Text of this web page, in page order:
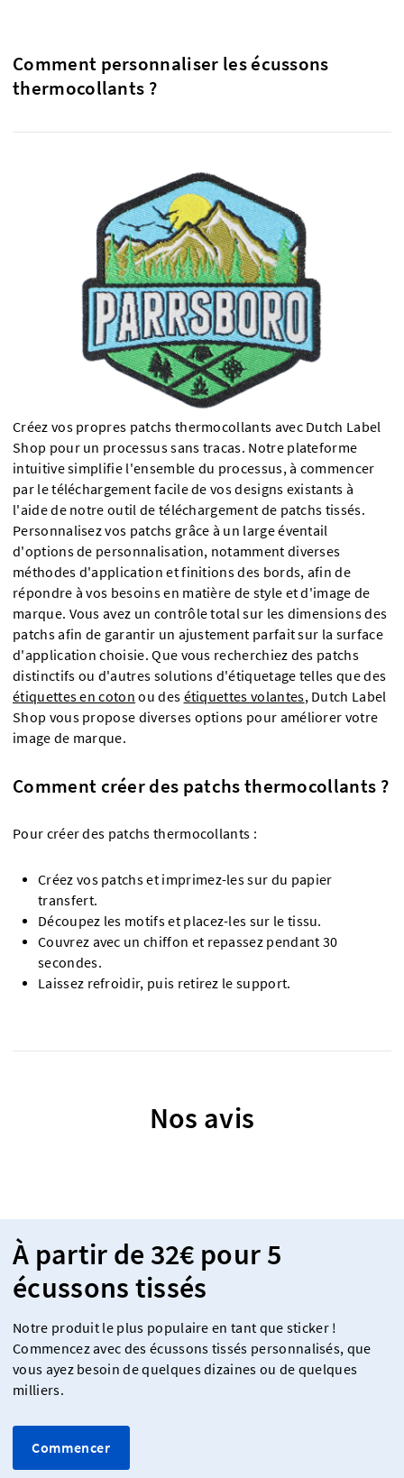
Comment personnaliser les écussons
thermocollants ?
Créez vos propres patchs thermocollants avec Dutch Label
Shop pour un processus sans tracas. Notre plateforme
intuitive simplifie l'ensemble du processus, à commencer
par le téléchargement facile de vos designs existants à
l'aide de notre outil de téléchargement de patchs tissés.
Personnalisez vos patchs grâce à un large éventail
d'options de personnalisation, notamment diverses
méthodes d'application et finitions des bords, afin de
répondre à vos besoins en matière de style et d'image de
marque. Vous avez un contrôle total sur les dimensions des
patchs afin de garantir un ajustement parfait sur la surface
d'application choisie. Que vous recherchiez des patchs
distinctifs ou d'autres solutions d'étiquetage telles que des
étiquettes en coton ou des étiquettes volantes, Dutch Label
Shop vous propose diverses options pour améliorer votre
image de marque.
Comment créer des patchs thermocollants ?
Pour créer des patchs thermocollants :
Créez vos patchs et imprimez-les sur du papier
transfert.
Découpez les motifs et placez-les sur le tissu.
Couvrez avec un chiffon et repassez pendant 30
secondes.
Laissez refroidir, puis retirez le support.
Nos avis
À partir de 32€ pour 5
écussons tissés
Notre produit le plus populaire en tant que sticker !
Commencez avec des écussons tissés personnalisés, que
vous ayez besoin de quelques dizaines ou de quelques
milliers.
Commencer